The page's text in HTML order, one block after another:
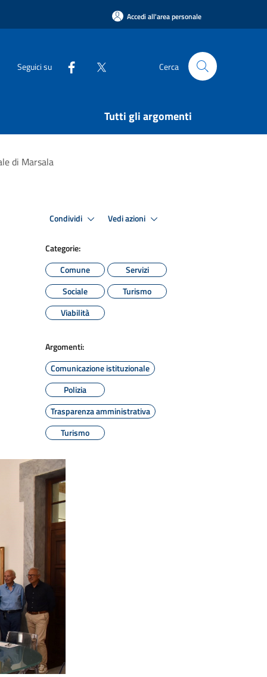
Accedi all'area personale
Seguici su Cerca
Tutti gli argomenti
di Marsala
Condividi Vedi azioni
Categorie:
Comune
Servizi
Sociale
Turismo
Viabilità
Argomenti:
Comunicazione istituzionale
Polizia
Trasparenza amministrativa
Turismo